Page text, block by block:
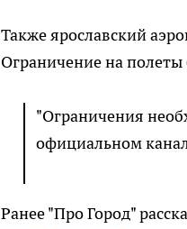
Также ярославский
Ограничение на
"Ограничения
официальном
Ранее "Про Город"